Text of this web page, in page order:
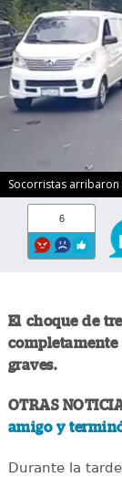
Socorristas
6
El choque de
graves.
OTRAS
amigo y
Durante la